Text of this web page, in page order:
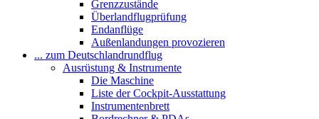
Grenzzustände
Überlandflugprüfung
Endanflüge
Außenlandungen provozieren
... zum Deutschlandrundflug
Ausrüstung & Instrumente
Die Maschine
Liste der Cockpit-Ausstattung
Instrumentenbrett